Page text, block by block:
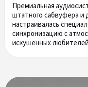
Премиальная
штатного сабвуфера и
настраивалась
синхронизацию с
искушенных